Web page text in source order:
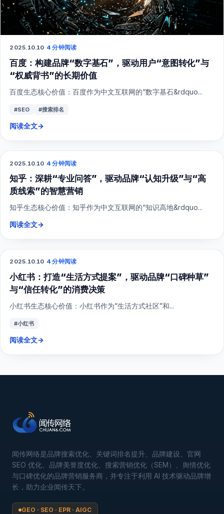
2025.10.10·4 分钟阅读
百度：构建品牌“数字基石”，驱动用户“意图转化”与
“权威背书”的长期价值
百度生态核心价值：百度作为中文互联网的“数字基石&rdquo...
#SEO #搜索排名
阅读全文→
SEO
2025.10.10·4 分钟阅读
知乎：深耕“专业问答”，驱动品牌“认知升级”与“高
质线索”的智慧营销
知乎生态核心价值：知乎作为中文互联网的“知识高地&rdquo...
阅读全文→
小红书
2025.10.10·4 分钟阅读
小红书：打造“生活方式提案”，驱动品牌“口碑种草”
与“信任转化”的消费决策
小红书生态核心价值：小红书作为“生活方式社区”和...
#小红书
阅读全文→
闻传网络是品牌搜索优化、关键词排名提升、品牌建设、官网
SEO 优化、品牌美誉度优化、搜索营销优化（SEM）、舆情优化
与口碑优化的品牌营销服务商，并专注于利用 AI 技术驱动品牌增
长，助力企业闻传天下。
GEO · SEO · EPR · AIGC